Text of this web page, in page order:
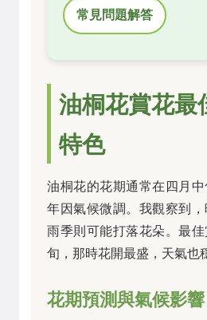
常見問題解答
油桐花賞花最
特色
油桐花的花期通常在四月
年因氣候微調。我觀察到，
雨季則可能打落花朵。最
旬，那時花開最盛，天氣也
花期預測與氣候影響